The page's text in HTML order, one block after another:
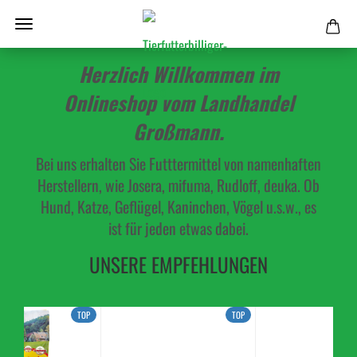
Herzlich Willkommen im
Onlineshop vom Landhandel
Großmann.
Bei uns erhalten Sie Futttermittel von namenhaften
Herstellern, wie Josera, mifuma, Rudloff, deuka. Ob
Hund, Katze, Geflügel, Kaninchen, Vögel u.s.w., es
ist für jeden etwas dabei.
UNSERE EMPFEHLUNGEN
TOP TOP